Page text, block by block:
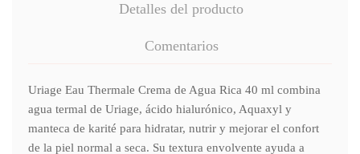
Detalles del producto
Comentarios
Uriage Eau Thermale Crema de Agua Rica 40 ml combina
agua termal de Uriage, ácido hialurónico, Aquaxyl y
manteca de karité para hidratar, nutrir y mejorar el confort
de la piel normal a seca. Su textura envolvente ayuda a